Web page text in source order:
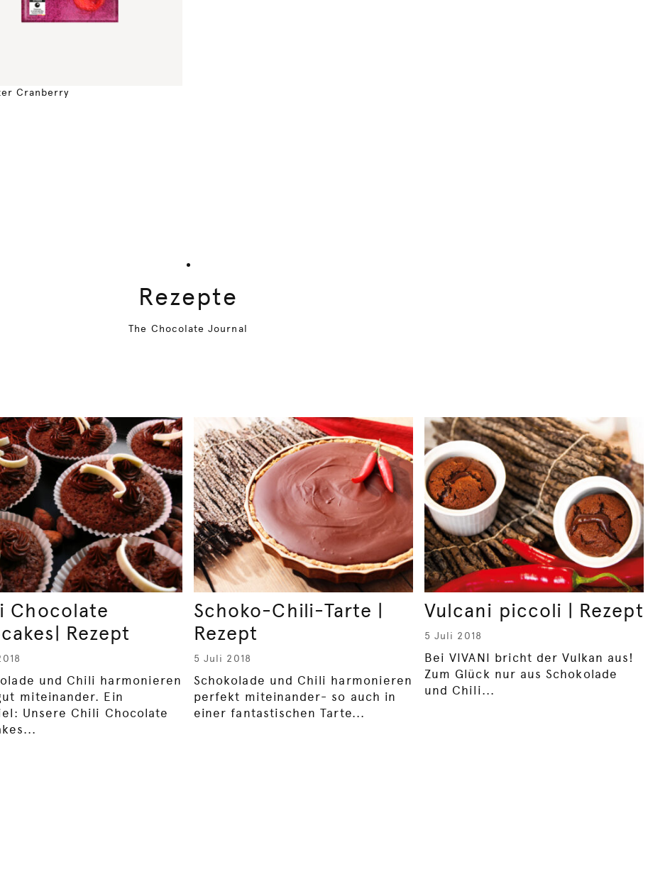
Cranberry
Rezepte
The Chocolate Journal
Chocolate
Rezept
und Chili harmonieren
miteinander. Ein
Unsere Chili Chocolate
Schoko-Chili-Tarte |
Rezept
5 Juli 2018
Schokolade und Chili harmonieren
perfekt miteinander- so auch in
einer fantastischen Tarte...
Vulcani piccoli | Rezept
5 Juli 2018
Bei VIVANI bricht der Vulkan aus!
Zum Glück nur aus Schokolade
und Chili...